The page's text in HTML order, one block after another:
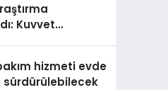
Kuvvet
hizmeti evde
sürdürülebilecek